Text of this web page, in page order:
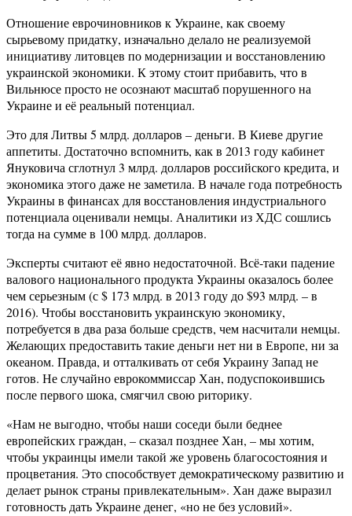
Отношение еврочиновников к Украине, как своему
сырьевому придатку, изначально делало не реализуемой
инициативу литовцев по модернизации и восстановлению
украинской экономики. К этому стоит прибавить, что в
Вильнюсе просто не осознают масштаб порушенного на
Украине и её реальный потенциал.
Это для Литвы 5 млрд. долларов – деньги. В Киеве другие
аппетиты. Достаточно вспомнить, как в 2013 году кабинет
Януковича сглотнул 3 млрд. долларов российского кредита, и
экономика этого даже не заметила. В начале года потребность
Украины в финансах для восстановления индустриального
потенциала оценивали немцы. Аналитики из ХДС сошлись
тогда на сумме в 100 млрд. долларов.
Эксперты считают её явно недостаточной. Всё-таки падение
валового национального продукта Украины оказалось более
чем серьезным (с $ 173 млрд. в 2013 году до $93 млрд. – в
2016). Чтобы восстановить украинскую экономику,
потребуется в два раза больше средств, чем насчитали немцы.
Желающих предоставить такие деньги нет ни в Европе, ни за
океаном. Правда, и отталкивать от себя Украину Запад не
готов. Не случайно еврокоммиссар Хан, подуспокоившись
после первого шока, смягчил свою риторику.
«Нам не выгодно, чтобы наши соседи были беднее
европейских граждан, – сказал позднее Хан, – мы хотим,
чтобы украинцы имели такой же уровень благосостояния и
процветания. Это способствует демократическому развитию и
делает рынок страны привлекательным». Хан даже выразил
готовность дать Украине денег, «но не без условий».